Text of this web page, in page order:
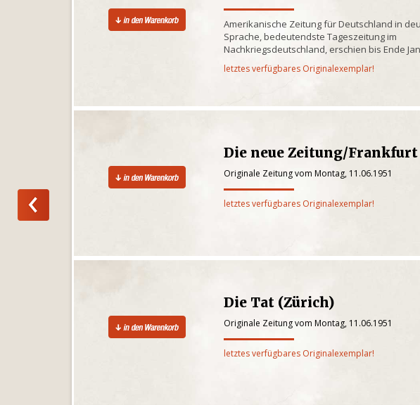
Amerikanische Zeitung für Deutschland in
Sprache, bedeutendste Tageszeitung im
Nachkriegsdeutschland, erschien bis Ende
letztes verfügbares Originalexemplar!
Die neue Zeitung/Frankfurt
Originale Zeitung vom Montag, 11.06.1951
letztes verfügbares Originalexemplar!
Die Tat (Zürich)
Originale Zeitung vom Montag, 11.06.1951
letztes verfügbares Originalexemplar!